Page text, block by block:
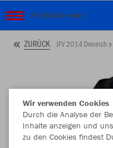
JFV 2014 Dreieich
ZURÜCK JFV 2014 Dreieich
Wir verwenden Cookies
Durch die Analyse der
Inhalte anzeigen und
zu den Cookies findest